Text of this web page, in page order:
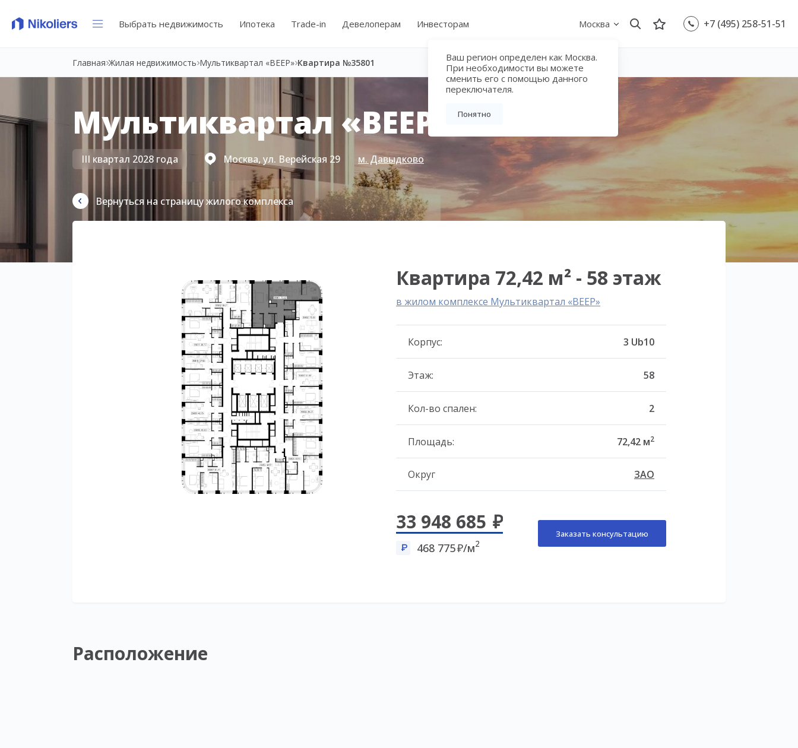
Выбрать недвижимость Ипотека Trade-in Девелоперам Инвесторам Москва
Ваш регион определен как Москва.
При необходимости вы можете
сменить его с помощью данного
переключателя.
Понятно
+7 (495) 258-51-51
Главная Жилая недвижимость Мультиквартал «ВЕЕР» Квартира №35801
Мультиквартал «ВЕЕР»
III квартал 2028 года Москва, ул. Верейская 29 м. Давыдково
Вернуться на страницу жилого комплекса
Квартира 72,42 м² - 58 этаж
в жилом комплексе Мультиквартал «ВЕЕР»
Корпус: 3 Ub10
Этаж: 58
Кол-во спален: 2
Площадь: 72,42 м2
Округ ЗАО
33 948 685
468 775 /м2
Заказать консультацию
Расположение